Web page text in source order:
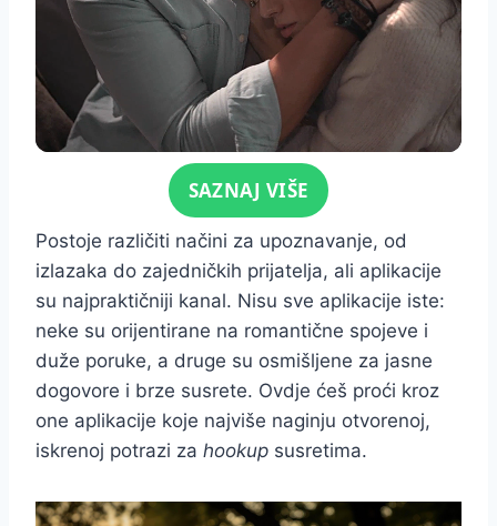
Click for soundSAZNAJ VIŠE
Postoje različiti načini za upoznavanje, od
izlazaka do zajedničkih prijatelja, ali aplikacije
su najpraktičniji kanal. Nisu sve aplikacije iste:
neke su orijentirane na romantične spojeve i
duže poruke, a druge su osmišljene za jasne
dogovore i brze susrete. Ovdje ćeš proći kroz
one aplikacije koje najviše naginju otvorenoj,
iskrenoj potrazi za hookup susretima.